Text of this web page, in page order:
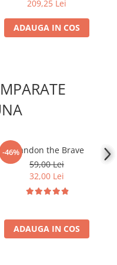
209,25 Lei
ADAUGA IN COS
-46%Brandon the Brave
59,00 Lei
32,00 Lei
ADAUGA IN COS